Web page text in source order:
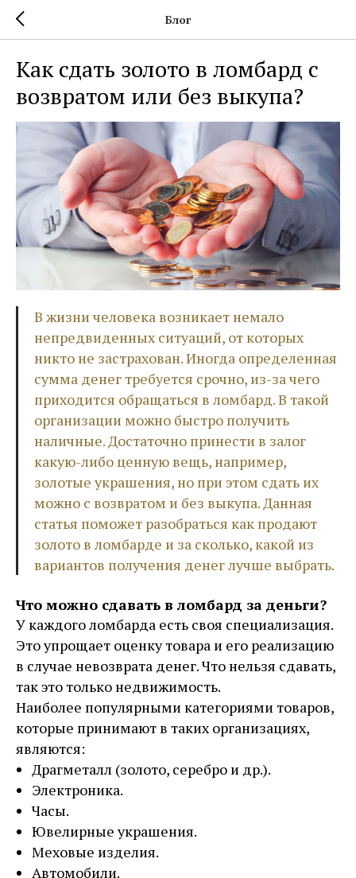
Блог
Как сдать золото в ломбард с
возвратом или без выкупа?
В жизни человека возникает немало
непредвиденных ситуаций, от которых
никто не застрахован. Иногда определенная
сумма денег требуется срочно, из-за чего
приходится обращаться в ломбард. В такой
организации можно быстро получить
наличные. Достаточно принести в залог
какую-либо ценную вещь, например,
золотые украшения, но при этом сдать их
можно с возвратом и без выкупа. Данная
статья поможет разобраться как продают
золото в ломбарде и за сколько, какой из
вариантов получения денег лучше выбрать.
Что можно сдавать в ломбард за деньги?
У каждого ломбарда есть своя специализация.
Это упрощает оценку товара и его реализацию
в случае невозврата денег. Что нельзя сдавать,
так это только недвижимость.
Наиболее популярными категориями товаров,
которые принимают в таких организациях,
являются:
Драгметалл (золото, серебро и др.).
Электроника.
Часы.
Ювелирные украшения.
Меховые изделия.
Автомобили.